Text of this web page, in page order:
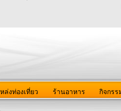
ล่งท่องเที่ยว ร้านอาหาร กิจกรร